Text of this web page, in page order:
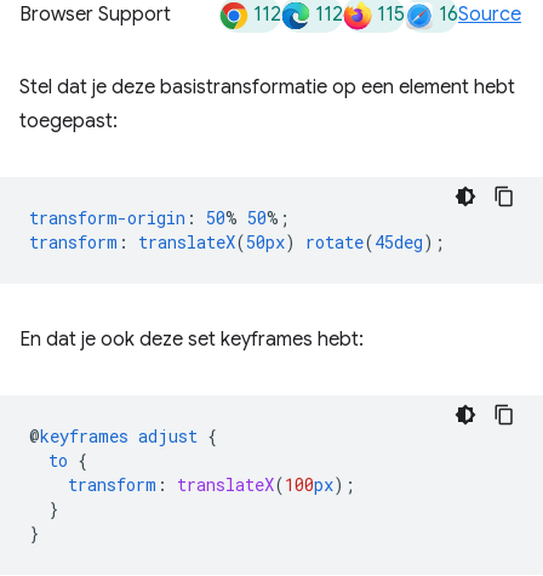
Browser Support 112 112 115 16Source
Stel dat je deze basistransformatie op een element hebt
toegepast:
transform-origin : 50% 50%;
transform : translateX(50px) rotate(45deg);
En dat je ook deze set keyframes hebt:
@keyframes adjust {
to {
transform : translateX(100px);
}
}